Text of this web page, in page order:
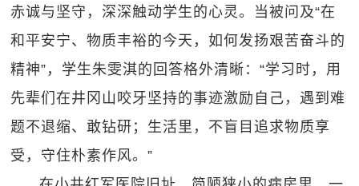
赤诚与坚守，深深触动学生的心灵。当被问及“在
和平安宁、物质丰裕的今天，如何发扬艰苦奋斗的
精神”，学生朱雯淇的回答格外清晰：“学习时，用
先辈们在井冈山咬牙坚持的事迹激励自己，遇到难
题不退缩、敢钻研；生活里，不盲目追求物质享
受，守住朴素作风。”